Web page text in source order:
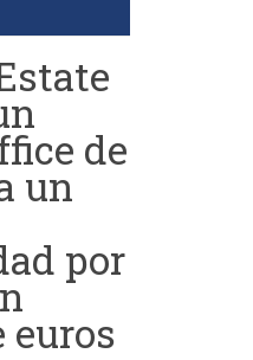
de
un
por